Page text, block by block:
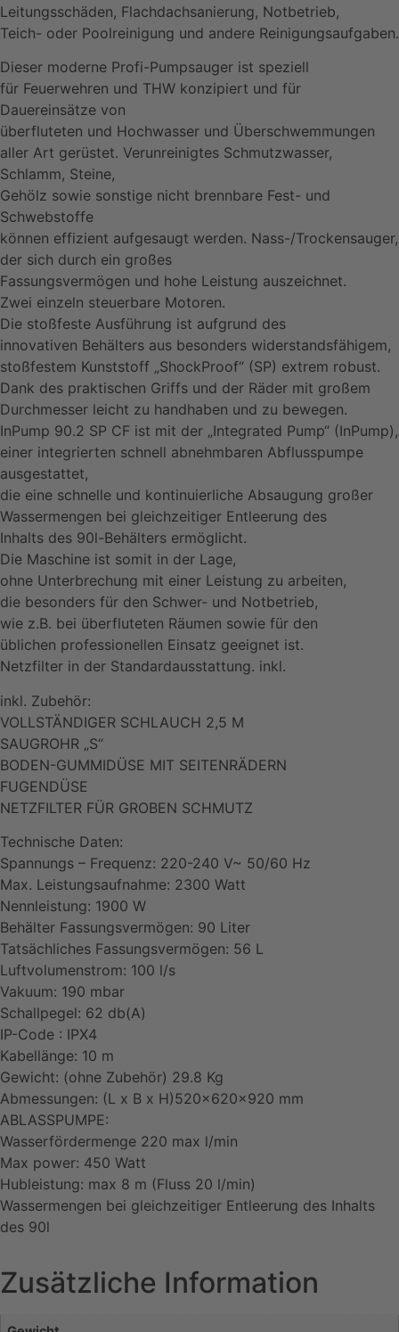
Leitungsschäden, Flachdachsanierung, Notbetrieb,
Teich- oder Poolreinigung und andere Reinigungsaufgaben.
Dieser moderne Profi-Pumpsauger ist speziell
für Feuerwehren und THW konzipiert und für
Dauereinsätze von
überfluteten und Hochwasser und Überschwemmungen
aller Art gerüstet. Verunreinigtes Schmutzwasser,
Schlamm, Steine,
Gehölz sowie sonstige nicht brennbare Fest- und
Schwebstoffe
können effizient aufgesaugt werden. Nass-/Trockensauger,
der sich durch ein großes
Fassungsvermögen und hohe Leistung auszeichnet.
Zwei einzeln steuerbare Motoren.
Die stoßfeste Ausführung ist aufgrund des
innovativen Behälters aus besonders widerstandsfähigem,
stoßfestem Kunststoff „ShockProof“ (SP) extrem robust.
Dank des praktischen Griffs und der Räder mit großem
Durchmesser leicht zu handhaben und zu bewegen.
InPump 90.2 SP CF ist mit der „Integrated Pump“ (InPump),
einer integrierten schnell abnehmbaren Abflusspumpe
ausgestattet,
die eine schnelle und kontinuierliche Absaugung großer
Wassermengen bei gleichzeitiger Entleerung des
Inhalts des 90l-Behälters ermöglicht.
Die Maschine ist somit in der Lage,
ohne Unterbrechung mit einer Leistung zu arbeiten,
die besonders für den Schwer- und Notbetrieb,
wie z.B. bei überfluteten Räumen sowie für den
üblichen professionellen Einsatz geeignet ist.
Netzfilter in der Standardausstattung. inkl.
inkl. Zubehör:
VOLLSTÄNDIGER SCHLAUCH 2,5 M
SAUGROHR „S“
BODEN-GUMMIDÜSE MIT SEITENRÄDERN
FUGENDÜSE
NETZFILTER FÜR GROBEN SCHMUTZ
Technische Daten:
Spannungs – Frequenz: 220-240 V~ 50/60 Hz
Max. Leistungsaufnahme: 2300 Watt
Nennleistung: 1900 W
Behälter Fassungsvermögen: 90 Liter
Tatsächliches Fassungsvermögen: 56 L
Luftvolumenstrom: 100 l/s
Vakuum: 190 mbar
Schallpegel: 62 db(A)
IP-Code : IPX4
Kabellänge: 10 m
Gewicht: (ohne Zubehör) 29.8 Kg
Abmessungen: (L x B x H)520x620x920 mm
ABLASSPUMPE:
Wasserfördermenge 220 max l/min
Max power: 450 Watt
Hubleistung: max 8 m (Fluss 20 l/min)
Wassermengen bei gleichzeitiger Entleerung des Inhalts
des 90l
Zusätzliche Information